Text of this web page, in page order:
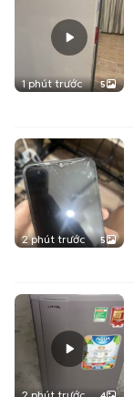
1 phút trước 5
2 phút trước 5